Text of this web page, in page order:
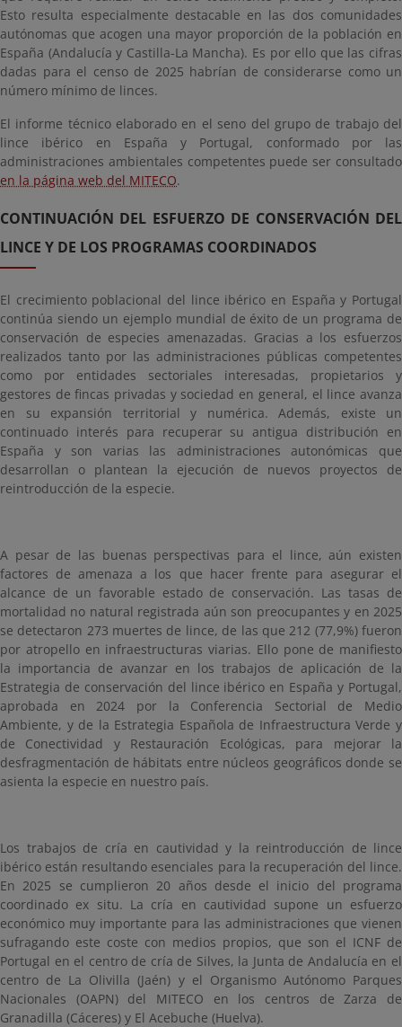
Esto resulta especialmente destacable en las dos comunidades
autónomas que acogen una mayor proporción de la población en
España (Andalucía y Castilla-La Mancha). Es por ello que las cifras
dadas para el censo de 2025 habrían de considerarse como un
número mínimo de linces.
El informe técnico elaborado en el seno del grupo de trabajo del
lince ibérico en España y Portugal, conformado por las
administraciones ambientales competentes puede ser consultado
en la página web del MITECO.
CONTINUACIÓN DEL ESFUERZO DE CONSERVACIÓN DEL
LINCE Y DE LOS PROGRAMAS COORDINADOS
El crecimiento poblacional del lince ibérico en España y Portugal
continúa siendo un ejemplo mundial de éxito de un programa de
conservación de especies amenazadas. Gracias a los esfuerzos
realizados tanto por las administraciones públicas competentes
como por entidades sectoriales interesadas, propietarios y
gestores de fincas privadas y sociedad en general, el lince avanza
en su expansión territorial y numérica. Además, existe un
continuado interés para recuperar su antigua distribución en
España y son varias las administraciones autonómicas que
desarrollan o plantean la ejecución de nuevos proyectos de
reintroducción de la especie.
A pesar de las buenas perspectivas para el lince, aún existen
factores de amenaza a los que hacer frente para asegurar el
alcance de un favorable estado de conservación. Las tasas de
mortalidad no natural registrada aún son preocupantes y en 2025
se detectaron 273 muertes de lince, de las que 212 (77,9%) fueron
por atropello en infraestructuras viarias. Ello pone de manifiesto
la importancia de avanzar en los trabajos de aplicación de la
Estrategia de conservación del lince ibérico en España y Portugal,
aprobada en 2024 por la Conferencia Sectorial de Medio
Ambiente, y de la Estrategia Española de Infraestructura Verde y
de Conectividad y Restauración Ecológicas, para mejorar la
desfragmentación de hábitats entre núcleos geográficos donde se
asienta la especie en nuestro país.
Los trabajos de cría en cautividad y la reintroducción de lince
ibérico están resultando esenciales para la recuperación del lince.
En 2025 se cumplieron 20 años desde el inicio del programa
coordinado ex situ. La cría en cautividad supone un esfuerzo
económico muy importante para las administraciones que vienen
sufragando este coste con medios propios, que son el ICNF de
Portugal en el centro de cría de Silves, la Junta de Andalucía en el
centro de La Olivilla (Jaén) y el Organismo Autónomo Parques
Nacionales (OAPN) del MITECO en los centros de Zarza de
Granadilla (Cáceres) y El Acebuche (Huelva).